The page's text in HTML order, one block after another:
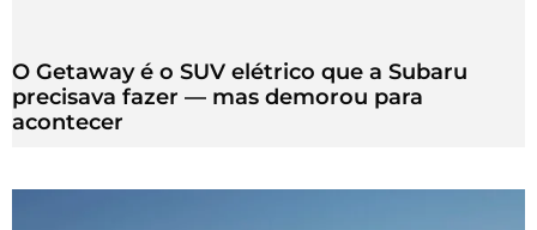
O Getaway é o SUV elétrico que a Subaru
precisava fazer — mas demorou para
acontecer